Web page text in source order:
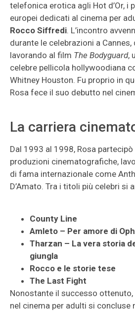
telefonica erotica agli Hot d’Or, i
europei dedicati al cinema per
Rocco Siffredi. L’incontro
durante le celebrazioni a
lavorando al film The Bodyguard,
celebre pellicola hollywoodiana
Whitney Houston. Fu proprio in
Rosa fece il suo debutto nel
La carriera
Dal 1993 al 1998, Rosa
produzioni cinematografiche,
di fama internazionale come
D’Amato. Tra i titoli più celebri si
County Line
Amleto – Per amore di
Tharzan – La vera storia
giungla
Rocco e le storie tese
The Last Fight
Nonostante il successo ottenuto,
nel cinema per adulti si concluse